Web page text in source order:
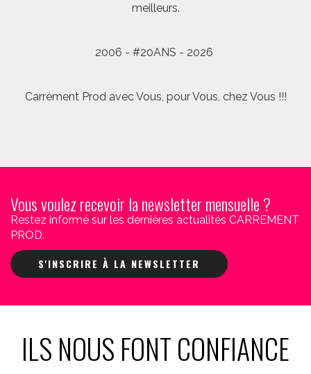
meilleurs.
2006 - #20ANS - 2026
Carrément Prod avec Vous, pour Vous, chez Vous !!!
Vous voulez recevoir la newsletter mensuelle ?
Restez informé sur les dernières actualités CARREMENT
PROD.
S'INSCRIRE À LA NEWSLETTER
ILS NOUS FONT CONFIANCE